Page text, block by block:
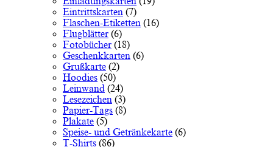
werden
Eintrittskarten (7)
Flaschen-Etiketten (16)
Flugblätter (6)
Fotobücher (18)
Geschenkkarten (6)
Grußkarte (2)
Hoodies (50)
Leinwand (24)
Lesezeichen (3)
Papier-Tags (8)
Plakate (5)
Speise- und Getränkekarte (6)
T-Shirts (86)